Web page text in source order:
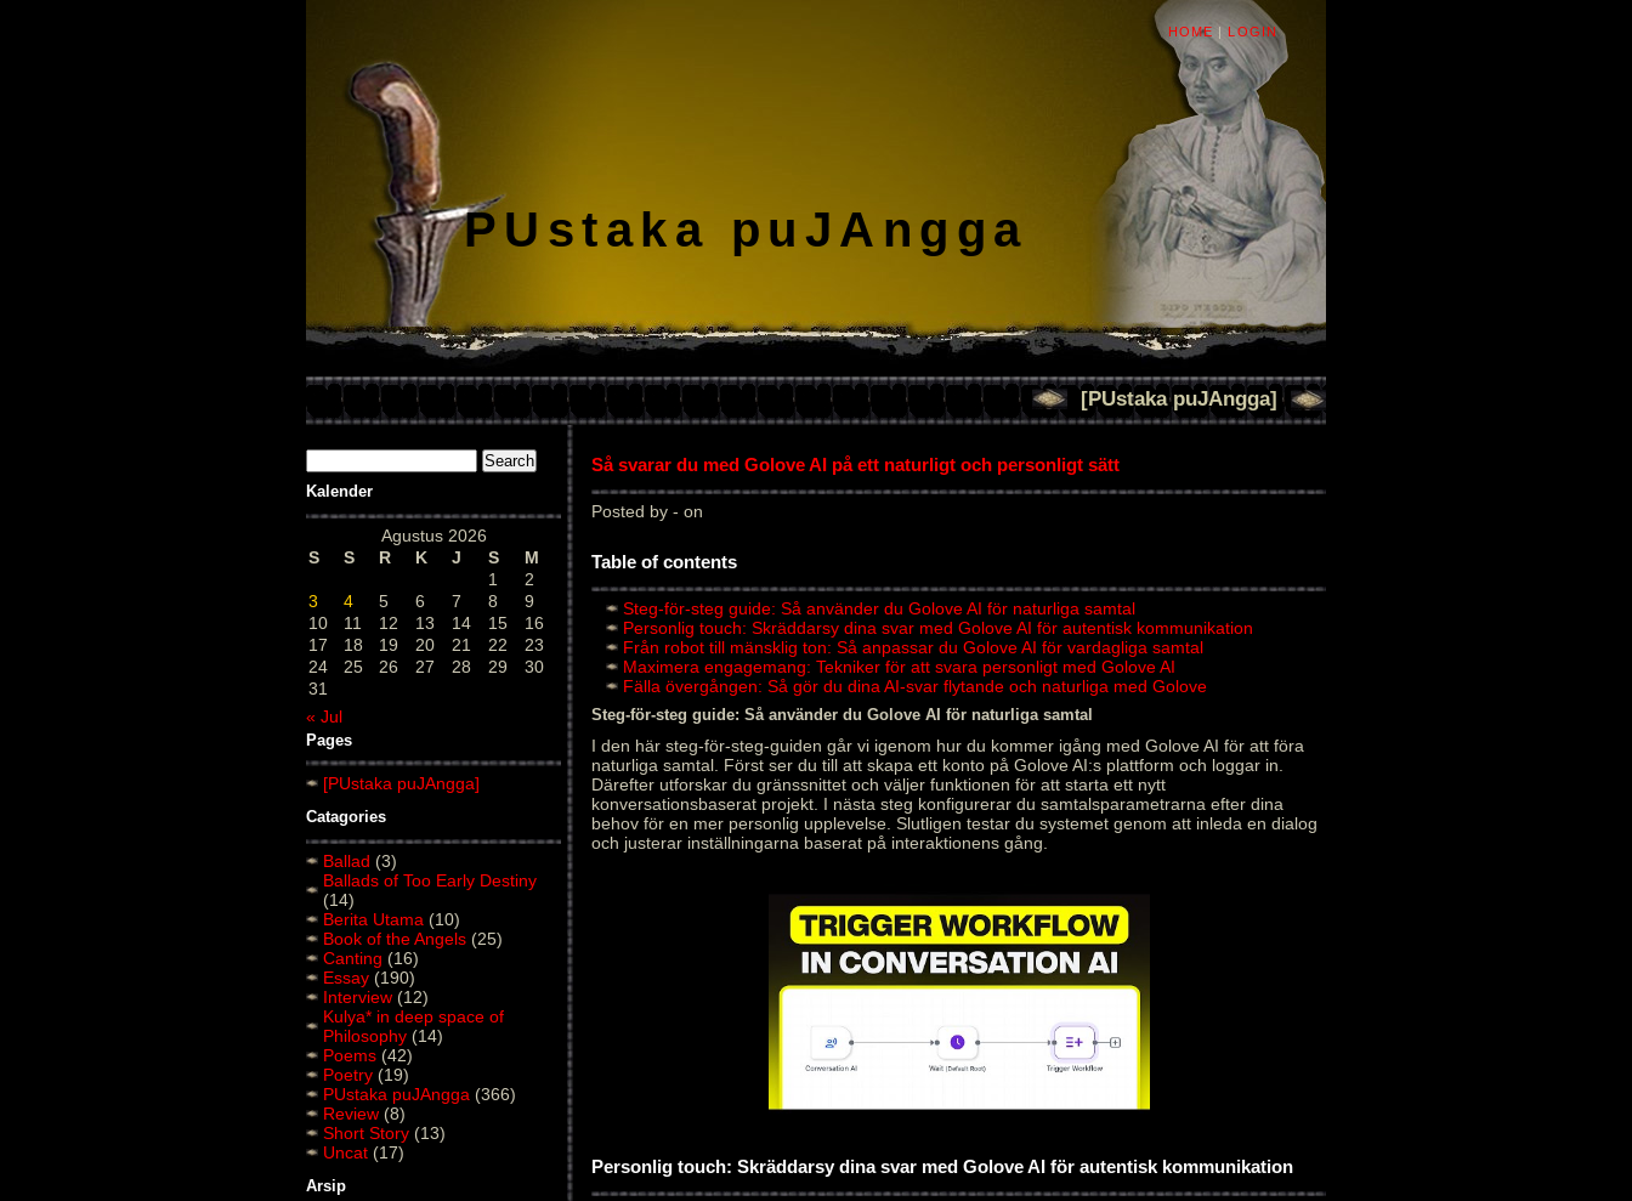
HOME | LOGIN
PUstaka puJAngga
[PUstaka puJAngga]
Kalender
Agustus 2026
S
S R K J S
M
1
2
3
4 5 6 7 8
9
10
11 12 13 14 15
16
17
18 19 20 21 22
23
24
25 26 27 28 29
30
31
« Jul
Pages
[PUstaka puJAngga]
Catagories
Ballad (3)
Ballads of Too Early Destiny
(14)
Berita Utama (10)
Book of the Angels (25)
Canting (16)
Essay (190)
Interview (12)
Kulya* in deep space of
Philosophy (14)
Poems (42)
Poetry (19)
PUstaka puJAngga (366)
Review (8)
Short Story (13)
Uncat (17)
Arsip
Så svarar du med Golove AI på ett naturligt och personligt sätt
Posted by - on
Table of contents
Steg-för-steg guide: Så använder du Golove AI för naturliga samtal
Personlig touch: Skräddarsy dina svar med Golove AI för autentisk kommunikation
Från robot till mänsklig ton: Så anpassar du Golove AI för vardagliga samtal
Maximera engagemang: Tekniker för att svara personligt med Golove AI
Fälla övergången: Så gör du dina AI-svar flytande och naturliga med Golove
Steg-för-steg guide: Så använder du Golove AI för naturliga samtal
I den här steg-för-steg-guiden går vi igenom hur du kommer igång med Golove AI för att föra
naturliga samtal. Först ser du till att skapa ett konto på Golove AI:s plattform och loggar in.
Därefter utforskar du gränssnittet och väljer funktionen för att starta ett nytt
konversationsbaserat projekt. I nästa steg konfigurerar du samtalsparametrarna efter dina
behov för en mer personlig upplevelse. Slutligen testar du systemet genom att inleda en dialog
och justerar inställningarna baserat på interaktionens gång.
Personlig touch: Skräddarsy dina svar med Golove AI för autentisk kommunikation